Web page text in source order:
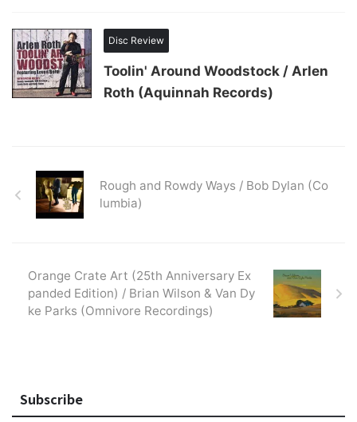
Disc Review
Toolin' Around Woodstock / Arlen
Roth (Aquinnah Records)
Rough and Rowdy Ways / Bob Dylan (Co
lumbia)
Orange Crate Art (25th Anniversary Ex
panded Edition) / Brian Wilson & Van Dy
ke Parks (Omnivore Recordings)
Subscribe